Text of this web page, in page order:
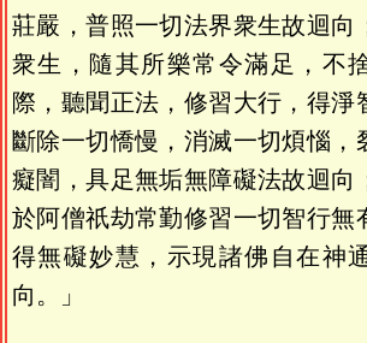
莊嚴，普照一切法界衆生故迴向
衆生，隨其所樂常令滿足，不
際，聽聞正法，修習大行，得淨
斷除一切憍慢，消滅一切煩惱，
癡闇，具足無垢無障礙法故迴向
於阿僧祇劫常勤修習一切智行無
得無礙妙慧，示現諸佛自在神
向。」